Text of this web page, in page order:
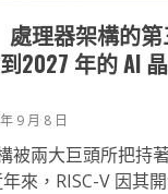
處理器架構的
2027 年的 AI
9 月 8 日
被兩大巨頭所把持
來，RISC-V 因其